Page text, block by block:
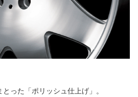
った「ポリッシュ仕上げ」。